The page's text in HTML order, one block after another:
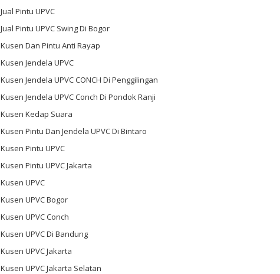
Jual Pintu UPVC
Jual Pintu UPVC Swing Di Bogor
Kusen Dan Pintu Anti Rayap
Kusen Jendela UPVC
Kusen Jendela UPVC CONCH Di Penggilingan
Kusen Jendela UPVC Conch Di Pondok Ranji
Kusen Kedap Suara
Kusen Pintu Dan Jendela UPVC Di Bintaro
Kusen Pintu UPVC
Kusen Pintu UPVC Jakarta
Kusen UPVC
Kusen UPVC Bogor
Kusen UPVC Conch
Kusen UPVC Di Bandung
Kusen UPVC Jakarta
Kusen UPVC Jakarta Selatan